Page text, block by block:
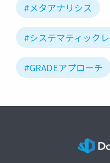
#メタアナリシス
#システマティック
#GRADEアプローチ